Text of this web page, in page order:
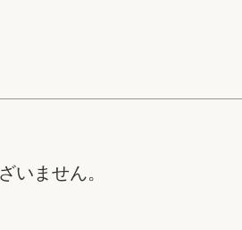
いません。